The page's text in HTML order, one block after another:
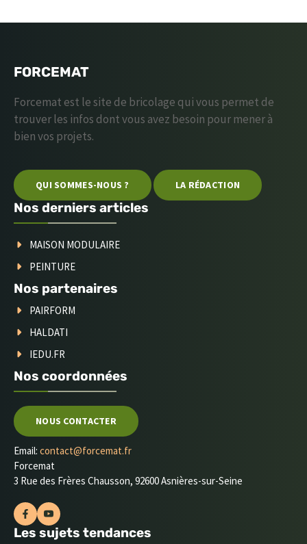
FORCEMAT
Forcemat est le site de bricolage qui vous permet de
trouver les infos dont vous avez besoin pour mener à
bien vos projets.
QUI SOMMES-NOUS ? LA RÉDACTION
Nos derniers articles
MAISON MODULAIRE
PEINTURE
Nos partenaires
PAIRFORM
HALDATI
IEDU.FR
Nos coordonnées
NOUS CONTACTER
Email: contact@forcemat.fr
Forcemat
3 Rue des Frères Chausson, 92600 Asnières-sur-Seine
Les sujets tendances